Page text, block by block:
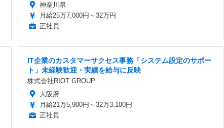
神奈川県
月給25万7,000円～32万円
正社員
IT企業のカスタマーサクセス事務「システム設定のサポー
ト」未経験歓迎・実績を給与に反映
株式会社RIOT GROUP
大阪府
月給21万5,900円～32万3,100円
正社員